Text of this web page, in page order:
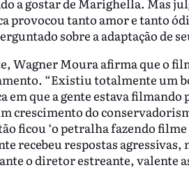
tanto amor e tanto
sobre a adaptação de
Wagner Moura afirma que o
“Existiu totalmente um
que a gente estava filmando
crescimento do
ficou ‘o petralha fazendo
recebeu respostas
o diretor estreante, valente